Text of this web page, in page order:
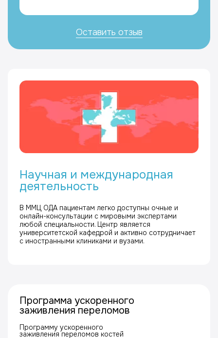
Оставить отзыв
Научная и международная
деятельность
В ММЦ ОДА пациентам легко доступны очные и
онлайн-консультации с мировыми экспертами
любой специальности. Центр является
университетской кафедрой и активно сотрудничает
с иностранными клиниками и вузами.
Программа ускоренного
заживления переломов
Программу ускоренного
заживления переломов костей